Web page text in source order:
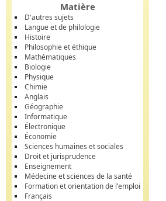
Matière
D'autres sujets
Langue et de philologie
Histoire
Philosophie et éthique
Mathématiques
Biologie
Physique
Chimie
Anglais
Géographie
Informatique
Électronique
Économie
Sciences humaines et sociales
Droit et jurisprudence
Enseignement
Médecine et sciences de la santé
Formation et orientation de l'emploi
Français